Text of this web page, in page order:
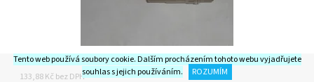
KULOVÝ VENTIL 1" MM - MOSAZ
133,88 Kč bez DPH
Tento web používá soubory cookie. Dalším procházením tohoto webu vyjadřujete
souhlas s jejich používáním.
ROZUMÍM